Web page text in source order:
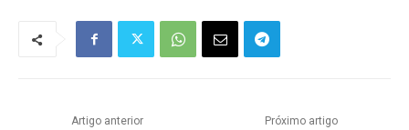
Artigo anterior Próximo artigo